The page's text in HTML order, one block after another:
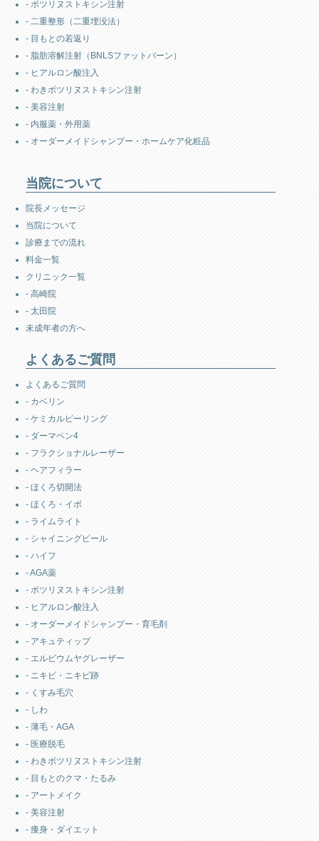
- ボツリヌストキシン注射
- 二重整形（二重埋没法）
- 目もとの若返り
- 脂肪溶解注射（BNLSファットバーン）
- ヒアルロン酸注入
- わきボツリヌストキシン注射
- 美容注射
- 内服薬・外用薬
- オーダーメイドシャンプー・ホームケア化粧品
当院について
院長メッセージ
当院について
診療までの流れ
料金一覧
クリニック一覧
- 高崎院
- 太田院
未成年者の方へ
よくあるご質問
よくあるご質問
- カベリン
- ケミカルピーリング
- ダーマペン4
- フラクショナルレーザー
- ヘアフィラー
- ほくろ切開法
- ほくろ・イボ
- ライムライト
- シャイニングピール
- ハイフ
- AGA薬
- ボツリヌストキシン注射
- ヒアルロン酸注入
- オーダーメイドシャンプー・育毛剤
- アキュティップ
- エルビウムヤグレーザー
- ニキビ・ニキビ跡
- くすみ毛穴
- しわ
- 薄毛・AGA
- 医療脱毛
- わきボツリヌストキシン注射
- 目もとのクマ・たるみ
- アートメイク
- 美容注射
- 痩身・ダイエット